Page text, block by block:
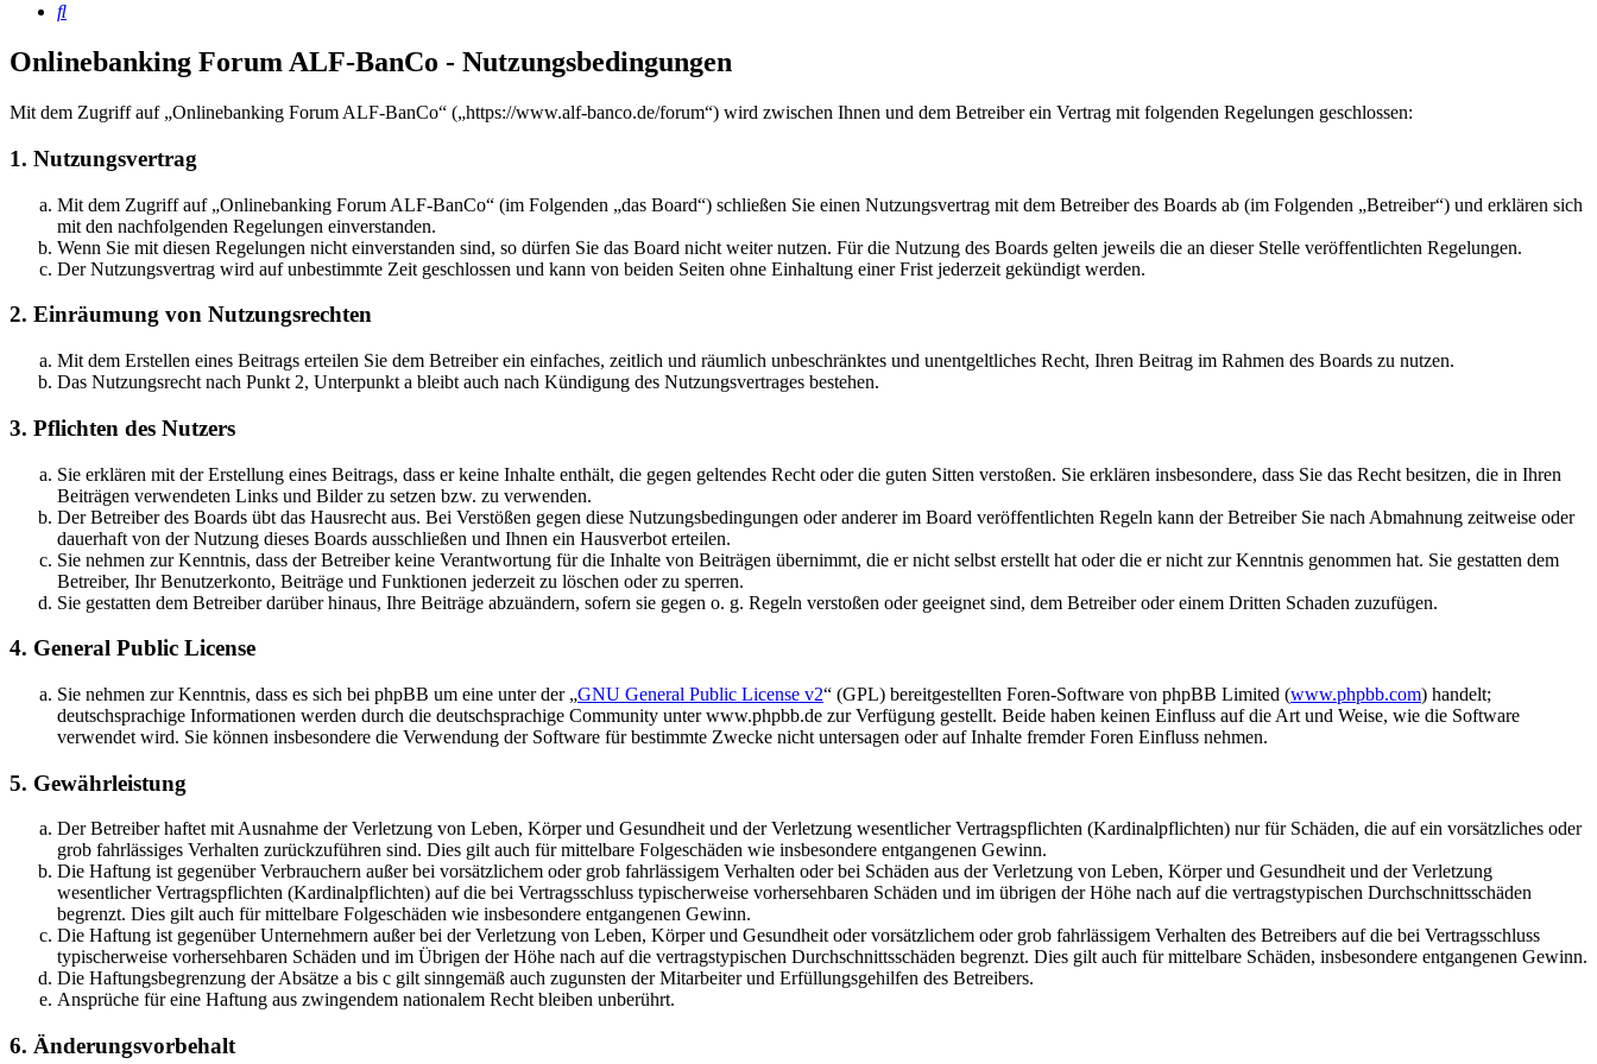
Suche
Onlinebanking Forum ALF-BanCo - Nutzungsbedingungen
Mit dem Zugriff auf „Onlinebanking Forum ALF-BanCo“ („https://www.alf-banco.de/forum“) wird zwischen Ihnen und dem Betreiber ein Vertrag mit folgenden Regelungen geschlossen:
1. Nutzungsvertrag
Mit dem Zugriff auf „Onlinebanking Forum ALF-BanCo“ (im Folgenden „das Board“) schließen Sie einen Nutzungsvertrag mit dem Betreiber des Boards ab (im Folgenden „Betreiber“) und erklären sich
mit den nachfolgenden Regelungen einverstanden.
Wenn Sie mit diesen Regelungen nicht einverstanden sind, so dürfen Sie das Board nicht weiter nutzen. Für die Nutzung des Boards gelten jeweils die an dieser Stelle veröffentlichten Regelungen.
Der Nutzungsvertrag wird auf unbestimmte Zeit geschlossen und kann von beiden Seiten ohne Einhaltung einer Frist jederzeit gekündigt werden.
2. Einräumung von Nutzungsrechten
Mit dem Erstellen eines Beitrags erteilen Sie dem Betreiber ein einfaches, zeitlich und räumlich unbeschränktes und unentgeltliches Recht, Ihren Beitrag im Rahmen des Boards zu nutzen.
Das Nutzungsrecht nach Punkt 2, Unterpunkt a bleibt auch nach Kündigung des Nutzungsvertrages bestehen.
3. Pflichten des Nutzers
Sie erklären mit der Erstellung eines Beitrags, dass er keine Inhalte enthält, die gegen geltendes Recht oder die guten Sitten verstoßen. Sie erklären insbesondere, dass Sie das Recht besitzen, die in Ihren
Beiträgen verwendeten Links und Bilder zu setzen bzw. zu verwenden.
Der Betreiber des Boards übt das Hausrecht aus. Bei Verstößen gegen diese Nutzungsbedingungen oder anderer im Board veröffentlichten Regeln kann der Betreiber Sie nach Abmahnung zeitweise oder
dauerhaft von der Nutzung dieses Boards ausschließen und Ihnen ein Hausverbot erteilen.
Sie nehmen zur Kenntnis, dass der Betreiber keine Verantwortung für die Inhalte von Beiträgen übernimmt, die er nicht selbst erstellt hat oder die er nicht zur Kenntnis genommen hat. Sie gestatten dem
Betreiber, Ihr Benutzerkonto, Beiträge und Funktionen jederzeit zu löschen oder zu sperren.
Sie gestatten dem Betreiber darüber hinaus, Ihre Beiträge abzuändern, sofern sie gegen o. g. Regeln verstoßen oder geeignet sind, dem Betreiber oder einem Dritten Schaden zuzufügen.
4. General Public License
Sie nehmen zur Kenntnis, dass es sich bei phpBB um eine unter der „GNU General Public License v2“ (GPL) bereitgestellten Foren-Software von phpBB Limited (www.phpbb.com) handelt;
deutschsprachige Informationen werden durch die deutschsprachige Community unter www.phpbb.de zur Verfügung gestellt. Beide haben keinen Einfluss auf die Art und Weise, wie die Software
verwendet wird. Sie können insbesondere die Verwendung der Software für bestimmte Zwecke nicht untersagen oder auf Inhalte fremder Foren Einfluss nehmen.
5. Gewährleistung
Der Betreiber haftet mit Ausnahme der Verletzung von Leben, Körper und Gesundheit und der Verletzung wesentlicher Vertragspflichten (Kardinalpflichten) nur für Schäden, die auf ein vorsätzliches oder
grob fahrlässiges Verhalten zurückzuführen sind. Dies gilt auch für mittelbare Folgeschäden wie insbesondere entgangenen Gewinn.
Die Haftung ist gegenüber Verbrauchern außer bei vorsätzlichem oder grob fahrlässigem Verhalten oder bei Schäden aus der Verletzung von Leben, Körper und Gesundheit und der Verletzung
wesentlicher Vertragspflichten (Kardinalpflichten) auf die bei Vertragsschluss typischerweise vorhersehbaren Schäden und im übrigen der Höhe nach auf die vertragstypischen Durchschnittsschäden
begrenzt. Dies gilt auch für mittelbare Folgeschäden wie insbesondere entgangenen Gewinn.
Die Haftung ist gegenüber Unternehmern außer bei der Verletzung von Leben, Körper und Gesundheit oder vorsätzlichem oder grob fahrlässigem Verhalten des Betreibers auf die bei Vertragsschluss
typischerweise vorhersehbaren Schäden und im Übrigen der Höhe nach auf die vertragstypischen Durchschnittsschäden begrenzt. Dies gilt auch für mittelbare Schäden, insbesondere entgangenen Gewinn.
Die Haftungsbegrenzung der Absätze a bis c gilt sinngemäß auch zugunsten der Mitarbeiter und Erfüllungsgehilfen des Betreibers.
Ansprüche für eine Haftung aus zwingendem nationalem Recht bleiben unberührt.
6. Änderungsvorbehalt